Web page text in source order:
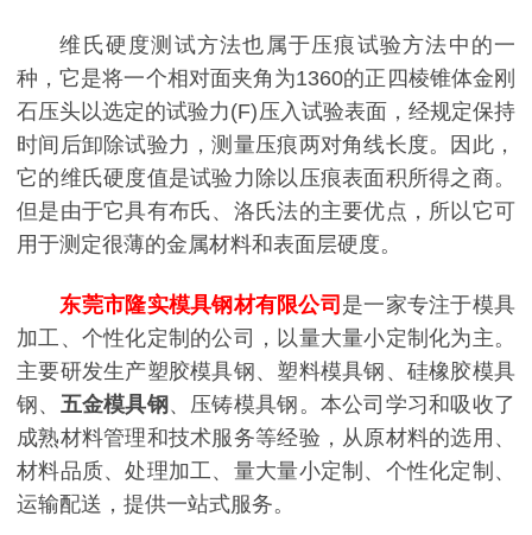
维氏硬度测试方法也属于压痕试验方法中的一
种，它是将一个相对面夹角为1360的正四棱锥体金刚
石压头以选定的试验力(F)压入试验表面，经规定保持
时间后卸除试验力，测量压痕两对角线长度。因此，
它的维氏硬度值是试验力除以压痕表面积所得之商。
但是由于它具有布氏、洛氏法的主要优点，所以它可
用于测定很薄的金属材料和表面层硬度。
东莞市隆实模具钢材有限公司 是一家专注于模具
加工、个性化定制的公司，以量大量小定制化为主。
主要研发生产塑胶模具钢、塑料模具钢、硅橡胶模具
钢、 五金模具钢 、压铸模具钢。本公司学习和吸收了
成熟材料管理和技术服务等经验，从原材料的选用、
材料品质、处理加工、量大量小定制、个性化定制、
运输配送，提供一站式服务。